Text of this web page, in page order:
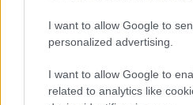
I want to allow Google to
personalized advertising.
I want to allow Google to
related to analytics like
Brent cae un 8.3% y arrastra a
Lucía Herrera · 6 Ago 2026
NEWS